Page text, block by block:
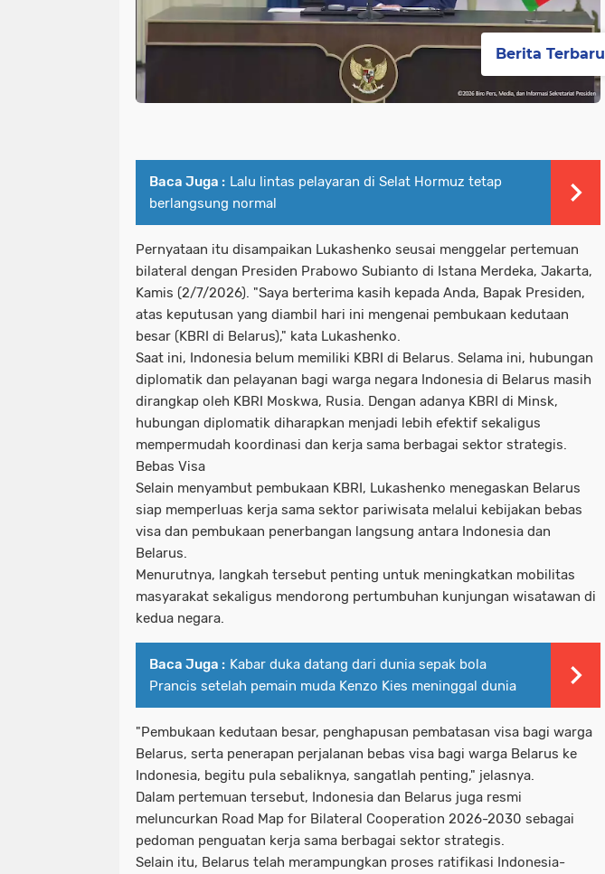
Baca Juga : Lalu lintas pelayaran di Selat Hormuz tetap
berlangsung normal
Pernyataan itu disampaikan Lukashenko seusai menggelar pertemuan
bilateral dengan Presiden Prabowo Subianto di Istana Merdeka, Jakarta,
Kamis (2/7/2026). "Saya berterima kasih kepada Anda, Bapak Presiden,
atas keputusan yang diambil hari ini mengenai pembukaan kedutaan
besar (KBRI di Belarus)," kata Lukashenko.
Saat ini, Indonesia belum memiliki KBRI di Belarus. Selama ini, hubungan
diplomatik dan pelayanan bagi warga negara Indonesia di Belarus masih
dirangkap oleh KBRI Moskwa, Rusia. Dengan adanya KBRI di Minsk,
hubungan diplomatik diharapkan menjadi lebih efektif sekaligus
mempermudah koordinasi dan kerja sama berbagai sektor strategis.
Bebas Visa
Selain menyambut pembukaan KBRI, Lukashenko menegaskan Belarus
siap memperluas kerja sama sektor pariwisata melalui kebijakan bebas
visa dan pembukaan penerbangan langsung antara Indonesia dan
Belarus.
Menurutnya, langkah tersebut penting untuk meningkatkan mobilitas
masyarakat sekaligus mendorong pertumbuhan kunjungan wisatawan di
kedua negara.
Baca Juga : Kabar duka datang dari dunia sepak bola
Prancis setelah pemain muda Kenzo Kies meninggal dunia
"Pembukaan kedutaan besar, penghapusan pembatasan visa bagi warga
Belarus, serta penerapan perjalanan bebas visa bagi warga Belarus ke
Indonesia, begitu pula sebaliknya, sangatlah penting," jelasnya.
Dalam pertemuan tersebut, Indonesia dan Belarus juga resmi
meluncurkan Road Map for Bilateral Cooperation 2026-2030 sebagai
pedoman penguatan kerja sama berbagai sektor strategis.
Selain itu, Belarus telah merampungkan proses ratifikasi Indonesia-
Berita Terbaru